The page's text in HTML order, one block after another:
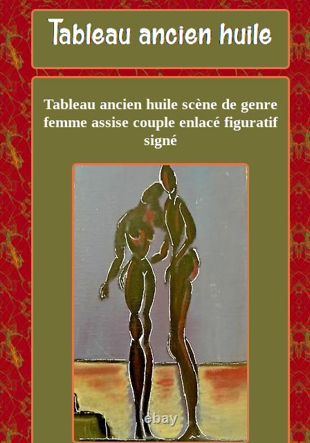
Tableau ancien huile scène de genre
femme assise couple enlacé figuratif
signé